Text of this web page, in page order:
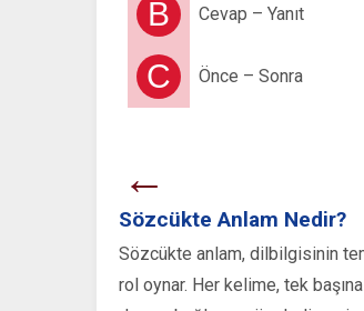
B Cevap – Yanıt
C Önce – Sonra
←
Sözcükte Anlam Nedir?
Sözcükte anlam, dilbilgisinin
rol oynar. Her kelime, tek